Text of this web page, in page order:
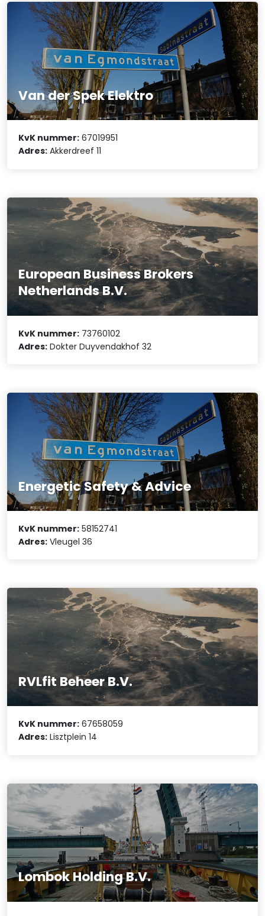
Van der Spek Elektro
KvK nummer: 67019951
Adres: Akkerdreef 11
European Business Brokers
Netherlands B.V.
KvK nummer: 73760102
Adres: Dokter Duyvendakhof 32
Energetic Safety & Advice
KvK nummer: 58152741
Adres: Vleugel 36
RVLfit Beheer B.V.
KvK nummer: 67658059
Adres: Lisztplein 14
Lombok Holding B.V.